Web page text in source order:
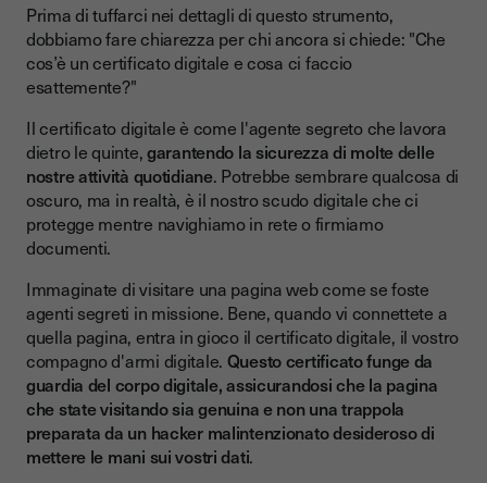
Come ottenere un certificato digitale?
I costi e la durata
Certificato digitale gratuito
Conclusione: navigare nel Mondo Digitale con sicurezza e
consapevolezza
Prima di tuffarci nei dettagli di questo strumento,
dobbiamo fare chiarezza per chi ancora si chiede: "Che
cos’è un certificato digitale e cosa ci faccio
esattemente?"
Il certificato digitale è come l'agente segreto che lavora
dietro le quinte,garantendo la sicurezza di molte delle
nostre attività quotidiane. Potrebbe sembrare qualcosa di
oscuro, ma in realtà, è il nostro scudo digitale che ci
protegge mentre navighiamo in rete o firmiamo
documenti.
Immaginate di visitare una pagina web come se foste
agenti segreti in missione. Bene, quando vi connettete a
quella pagina, entra in gioco il certificato digitale, il vostro
compagno d'armi digitale. Questo certificato funge da
guardia del corpo digitale, assicurandosi che la pagina
che state visitando sia genuina e non una trappola
preparata da un hacker malintenzionato desideroso di
mettere le mani sui vostri dati.